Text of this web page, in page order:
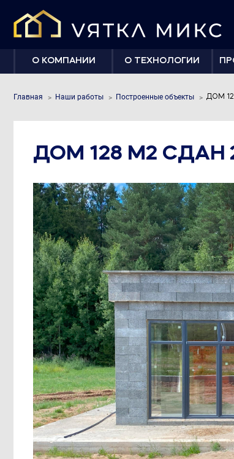
О КОМПАНИИ О ТЕХНОЛОГИИ
Главная Наши работы Построенные объекты ДОМ
ДОМ 128 М2 СДАН